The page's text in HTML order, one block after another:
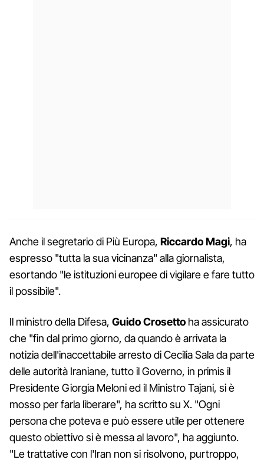
Anche il segretario di Più Europa, Riccardo Magi, ha
espresso "tutta la sua vicinanza" alla giornalista,
esortando "le istituzioni europee di vigilare e fare tutto
il possibile".
Il ministro della Difesa, Guido Crosetto ha assicurato
che "fin dal primo giorno, da quando è arrivata la
notizia dell'inaccettabile arresto di Cecilia Sala da parte
delle autorità Iraniane, tutto il Governo, in primis il
Presidente Giorgia Meloni ed il Ministro Tajani, si è
mosso per farla liberare", ha scritto su X. "Ogni
persona che poteva e può essere utile per ottenere
questo obiettivo si è messa al lavoro", ha aggiunto.
"Le trattative con l'Iran non si risolvono, purtroppo,